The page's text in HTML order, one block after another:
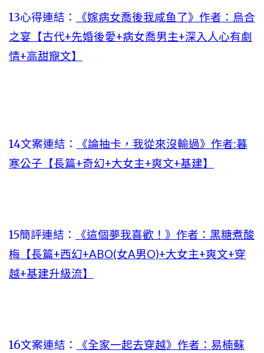
13心得連結：
《嫁病女喬後我咸鱼了》作者：烏合
之宴【古代+先婚後愛+病女喬男主+深入人心有劇
情+高甜寵文】
14文案連結：
《論抽卡，我從來沒輸過》作者:暮
寒公子【長篇+奇幻+大女主+爽文+基建】
15簡評連結：
《這個夢我喜歡！》作者：黑糖煮酸
梅【長篇+西幻+ABO(女A男O)+大女主+爽文+穿
越+基建升級流】
16文案連結：
《全家一起去穿越》作者：易楠蘇